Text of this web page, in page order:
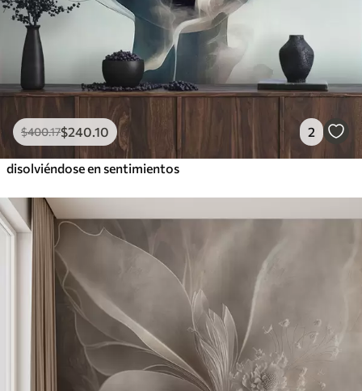
$400.17$240 .10 2
disolviéndose en sentimientos